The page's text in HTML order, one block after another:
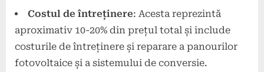
Costul de întreținere: Acesta reprezintă
aproximativ 10-20% din prețul total și include
costurile de întreținere și reparare a panourilor
fotovoltaice și a sistemului de conversie.